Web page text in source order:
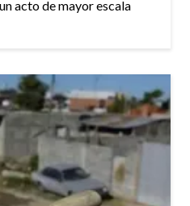
acto de mayor escala